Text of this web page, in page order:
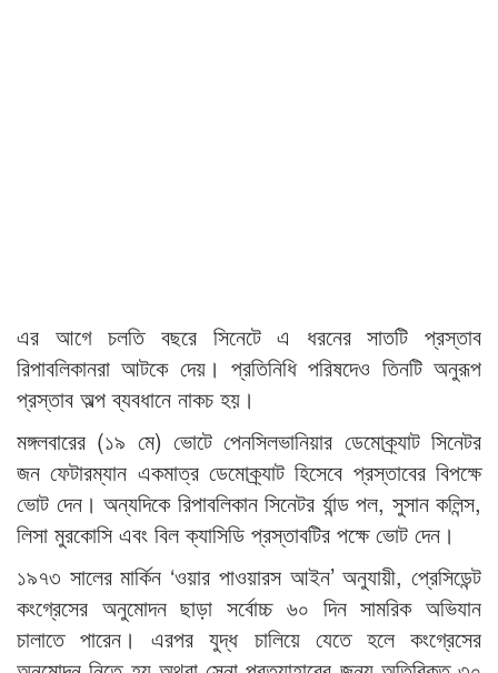
এর আগে চলতি বছরে সিনেটে এ ধরনের সাতটি প্রস্তাব
রিপাবলিকানরা আটকে দেয়। প্রতিনিধি পরিষদেও তিনটি অনুরূপ
প্রস্তাব অল্প ব্যবধানে নাকচ হয়।
মঙ্গলবারের (১৯ মে) ভোটে পেনসিলভানিয়ার ডেমোক্র্যাট সিনেটর
জন ফেটারম্যান একমাত্র ডেমোক্র্যাট হিসেবে প্রস্তাবের বিপক্ষে
ভোট দেন। অন্যদিকে রিপাবলিকান সিনেটর র্যান্ড পল, সুসান কলিন্স,
লিসা মুরকোসি এবং বিল ক্যাসিডি প্রস্তাবটির পক্ষে ভোট দেন।
১৯৭৩ সালের মার্কিন ‘ওয়ার পাওয়ারস আইন’ অনুযায়ী, প্রেসিডেন্ট
কংগ্রেসের অনুমোদন ছাড়া সর্বোচ্চ ৬০ দিন সামরিক অভিযান
চালাতে পারেন। এরপর যুদ্ধ চালিয়ে যেতে হলে কংগ্রেসের